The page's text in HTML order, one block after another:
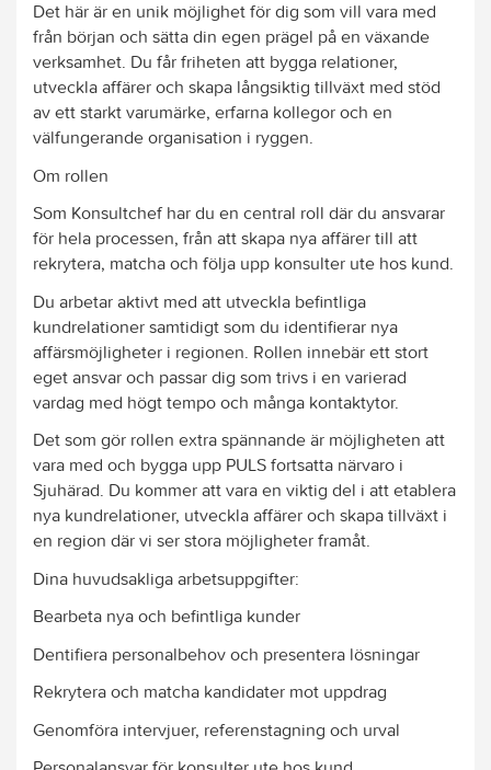
Det här är en unik möjlighet för dig som vill vara med
från början och sätta din egen prägel på en växande
verksamhet. Du får friheten att bygga relationer,
utveckla affärer och skapa långsiktig tillväxt med stöd
av ett starkt varumärke, erfarna kollegor och en
välfungerande organisation i ryggen.
Om rollen
Som Konsultchef har du en central roll där du ansvarar
för hela processen, från att skapa nya affärer till att
rekrytera, matcha och följa upp konsulter ute hos kund.
Du arbetar aktivt med att utveckla befintliga
kundrelationer samtidigt som du identifierar nya
affärsmöjligheter i regionen. Rollen innebär ett stort
eget ansvar och passar dig som trivs i en varierad
vardag med högt tempo och många kontaktytor.
Det som gör rollen extra spännande är möjligheten att
vara med och bygga upp PULS fortsatta närvaro i
Sjuhärad. Du kommer att vara en viktig del i att etablera
nya kundrelationer, utveckla affärer och skapa tillväxt i
en region där vi ser stora möjligheter framåt.
Dina huvudsakliga arbetsuppgifter:
Bearbeta nya och befintliga kunder
Dentifiera personalbehov och presentera lösningar
Rekrytera och matcha kandidater mot uppdrag
Genomföra intervjuer, referenstagning och urval